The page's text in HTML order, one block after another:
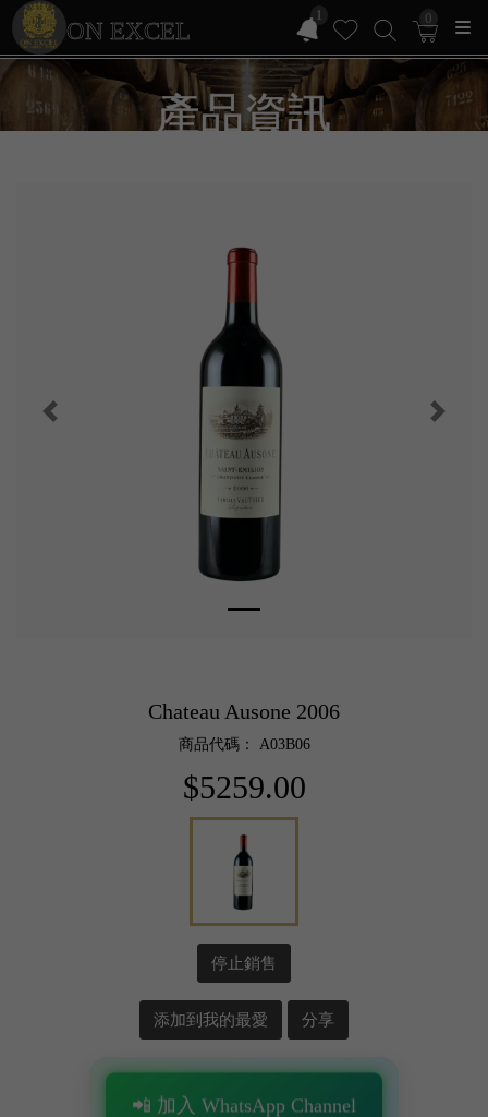
ON EXCEL
1 0
產品資訊
Chateau Ausone 2006
商品代碼： A03B06
$5259.00
停止銷售
添加到我的最愛 分享
📲 加入 WhatsApp Channel